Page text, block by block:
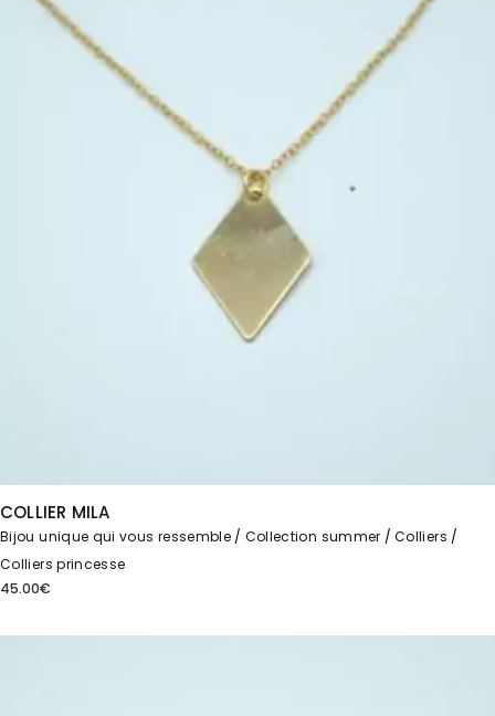
COLLIER MILA
Bijou unique qui vous ressemble Collection summer
Colliers
Colliers princesse
45.00€